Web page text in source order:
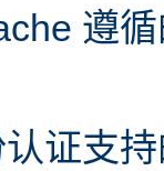
遵
证支